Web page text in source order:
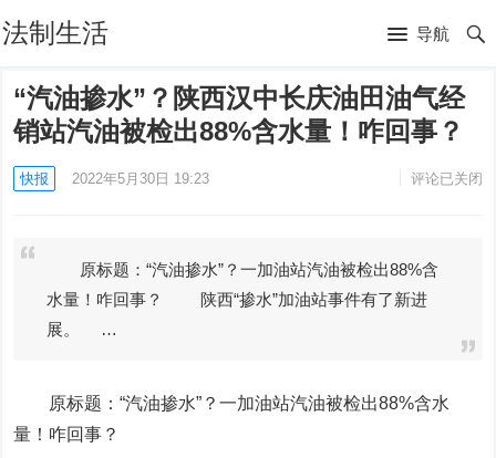
法制生活 导航
“汽油掺水”？陕西汉中长庆油田油气经
销站汽油被检出88%含水量！咋回事？
快报 2022年5月30日 19:23 评论已关闭
原标题：“汽油掺水”？一加油站汽油被检出88%含
水量！咋回事？ 陕西“掺水”加油站事件有了新进
展。 …
原标题：“汽油掺水”？一加油站汽油被检出88%含水
量！咋回事？